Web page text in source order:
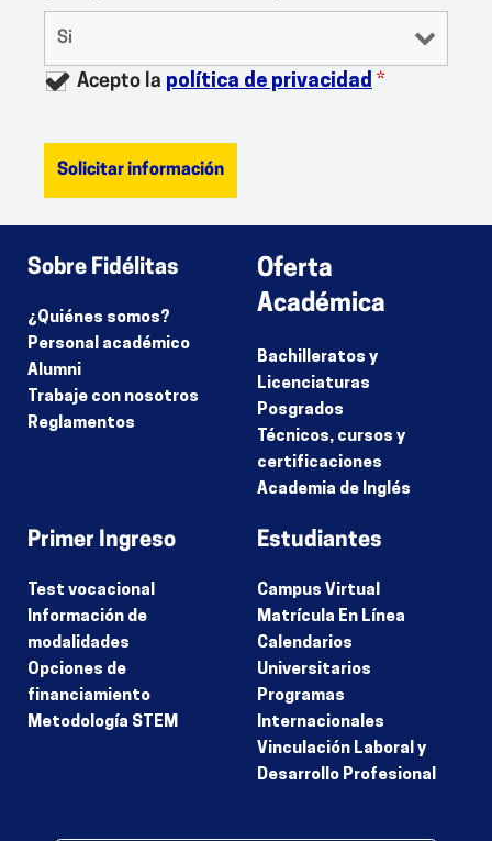
Acepto la política de privacidad *
Sobre Fidélitas
¿Quiénes somos?
Personal académico
Alumni
Trabaje con nosotros
Reglamentos
Oferta
Académica
Bachilleratos y
Licenciaturas
Posgrados
Técnicos, cursos y
certificaciones
Academia de Inglés
Primer Ingreso
Test vocacional
Información de
modalidades
Opciones de
financiamiento
Metodología STEM
Estudiantes
Campus Virtual
Matrícula En Línea
Calendarios
Universitarios
Programas
Internacionales
Vinculación Laboral y
Desarrollo Profesional